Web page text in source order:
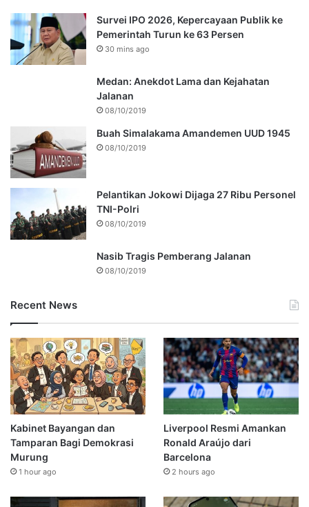
Survei IPO 2026, Kepercayaan Publik ke
Pemerintah Turun ke 63 Persen
30 mins ago
Medan: Anekdot Lama dan Kejahatan
Jalanan
08/10/2019
Buah Simalakama Amandemen UUD 1945
08/10/2019
Pelantikan Jokowi Dijaga 27 Ribu Personel
TNI-Polri
08/10/2019
Nasib Tragis Pemberang Jalanan
08/10/2019
Recent News
Kabinet Bayangan dan
Tamparan Bagi Demokrasi
Murung
1 hour ago
Liverpool Resmi Amankan
Ronald Araújo dari
Barcelona
2 hours ago